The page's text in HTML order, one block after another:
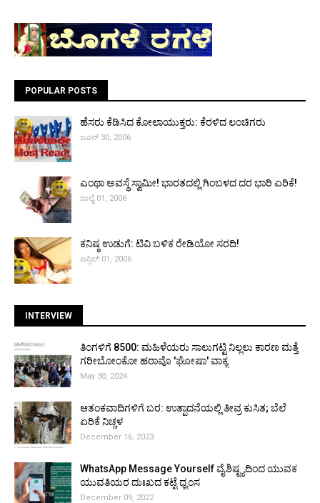
POPULAR POSTS
ಹೆಸರು ಕೆಡಿಸಿದ ಕೋಲಾಯುಕ್ತರು: ಕೆರಳಿದ ಲಂಚಿಗರು
ಜೂನ್ 30, 2006
ಎಂಥಾ ಅವಸ್ಥೆ ಸ್ವಾಮೀ! ಭಾರತದಲ್ಲಿ ಗಿಂಬಳದ ದರ ಭಾರಿ ಏರಿಕೆ!
ಜುಲೈ 01, 2006
ಕನಿಷ್ಠ ಉಡುಗೆ: ಟಿವಿ ಬಳಿಕ ರೇಡಿಯೋ ಸರದಿ!
ಏಪ್ರಿಲ್ 01, 2006
INTERVIEW
ತಿಂಗಳಿಗೆ ₹8500: ಮಹಿಳೆಯರು ಸಾಲುಗಟ್ಟಿ ನಿಲ್ಲಲು ಕಾರಣ ಮತ್ತೆ
ಗರೀಬೋಂಕೋ ಹಠಾವೊ 'ಘೋಷಾ' ವಾಕ್ಯ
May 30, 2024
ಆತಂಕವಾದಿಗಳಿಗೆ ಬರ: ಉತ್ಪಾದನೆಯಲ್ಲಿ ತೀವ್ರ ಕುಸಿತ; ಬೆಲೆ
ಏರಿಕೆ ನಿಚ್ಚಳ
December 16, 2023
WhatsApp Message Yourself ವೈಶಿಷ್ಟ್ಯದಿಂದ ಯುವಕ
ಯುವತಿಯರ ದುಃಖದ ಕಟ್ಟೆ ಧ್ವಂಸ
December 09, 2022